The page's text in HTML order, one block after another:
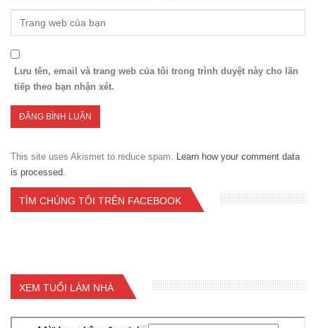
Lưu tên, email và trang web của tôi trong trình duyệt này cho lần
tiếp theo bạn nhận xét.
This site uses Akismet to reduce spam.
Learn how your comment data
is processed.
TÌM CHÚNG TÔI TRÊN FACEBOOK
XEM TUỔI LÀM NHÀ